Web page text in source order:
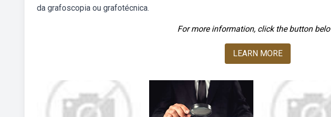
da grafoscopia ou grafotécnica.
For more information, click the button
LEARN MORE